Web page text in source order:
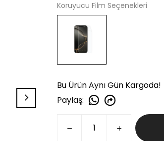
Koruyucu Film Seçenekleri
Bu Ürün Aynı Gün Kargoda!
Paylaş: